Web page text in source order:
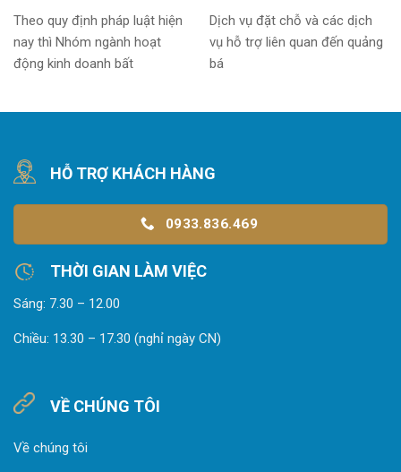
Theo quy định pháp luật hiện
nay thì Nhóm ngành hoạt
động kinh doanh bất
Dịch vụ đặt chỗ và các dịch
vụ hỗ trợ liên quan đến quảng
bá
HỖ TRỢ KHÁCH HÀNG
0933.836.469
THỜI GIAN LÀM VIỆC
Sáng: 7.30 – 12.00
Chiều: 13.30 – 17.30 (nghỉ ngày CN)
VỀ CHÚNG TÔI
Về chúng tôi